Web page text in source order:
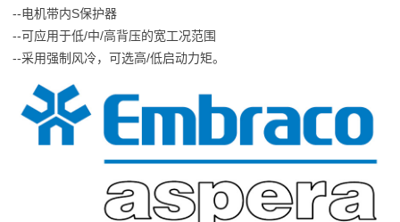
--电机带内S保护器
--可应用于低/中/高背压的宽工况范围
--采用强制风冷，可选高/低启动力矩。